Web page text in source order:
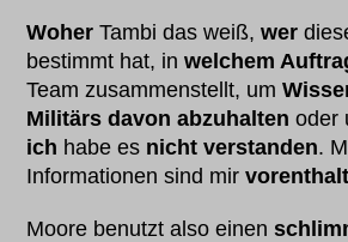
Woher Tambi das weiß,wer
bestimmt hat, inwelchem
Team zusammenstellt, um
Militärs davon abzuhalten oder
ich habe es nicht verstanden.
Informationen sind mir
Moore benutzt also einen